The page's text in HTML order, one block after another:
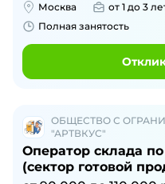
Москва от 1 до 3
Полная занятость
ОБЩЕСТВО С
"АРТВКУС"
Оператор склада
(сектор готовой